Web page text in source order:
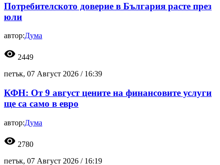
Потребителското доверие в България расте през
юли
автор:Дума
visibility 2449
петък, 07 Август 2026 / 16:39
КФН: От 9 август цените на финансовите услуги
ще са само в евро
автор:Дума
visibility 2780
петък, 07 Август 2026 / 16:19